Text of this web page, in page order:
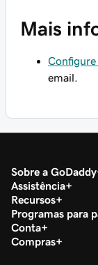
Mais
Configure
email.
Sobre a GoDaddy
Assistência
Recursos
Programas para
Conta
Compras